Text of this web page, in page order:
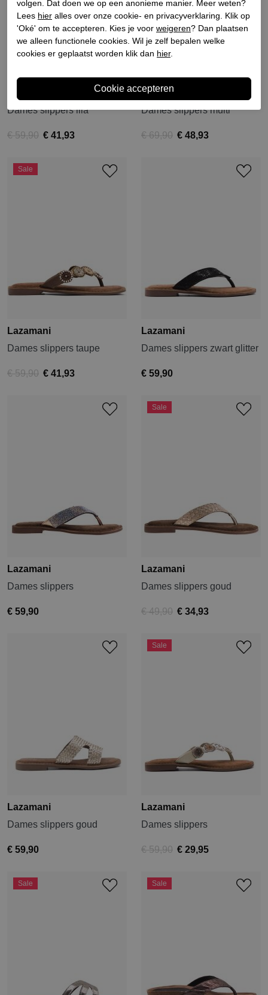
Dames slippers lila
€ 59,90 € 41,93
Lazamani
Dames slippers multi
€ 69,90 € 48,93
Sale
Lazamani
Dames slippers taupe
€ 59,90 € 41,93
Lazamani
Dames slippers zwart glitter
€ 59,90
Lazamani
Dames slippers
€ 59,90
Sale
Lazamani
Dames slippers goud
€ 49,90 € 34,93
Lazamani
Dames slippers goud
€ 59,90
Sale
Lazamani
Dames slippers
€ 59,90 € 29,95
Sale Sale
volgen. Dat doen we op een anonieme manier. Meer weten?
Lees hier alles over onze cookie- en privacyverklaring. Klik op
'Oké' om te accepteren. Kies je voor weigeren? Dan plaatsen
we alleen functionele cookies. Wil je zelf bepalen welke
cookies er geplaatst worden klik dan hier.